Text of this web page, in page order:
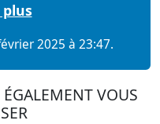
2025 à 23:47.
VOUS